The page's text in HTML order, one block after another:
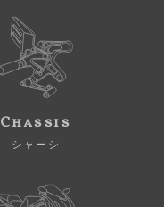
Chassis
シャーシ